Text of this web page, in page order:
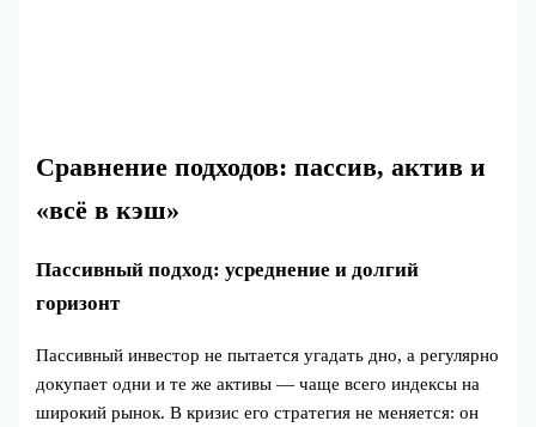
Сравнение подходов: пассив, актив и
«всё в кэш»
Пассивный подход: усреднение и долгий
горизонт
Пассивный инвестор не пытается угадать дно, а регулярно
докупает одни и те же активы — чаще всего индексы на
широкий рынок. В кризис его стратегия не меняется: он